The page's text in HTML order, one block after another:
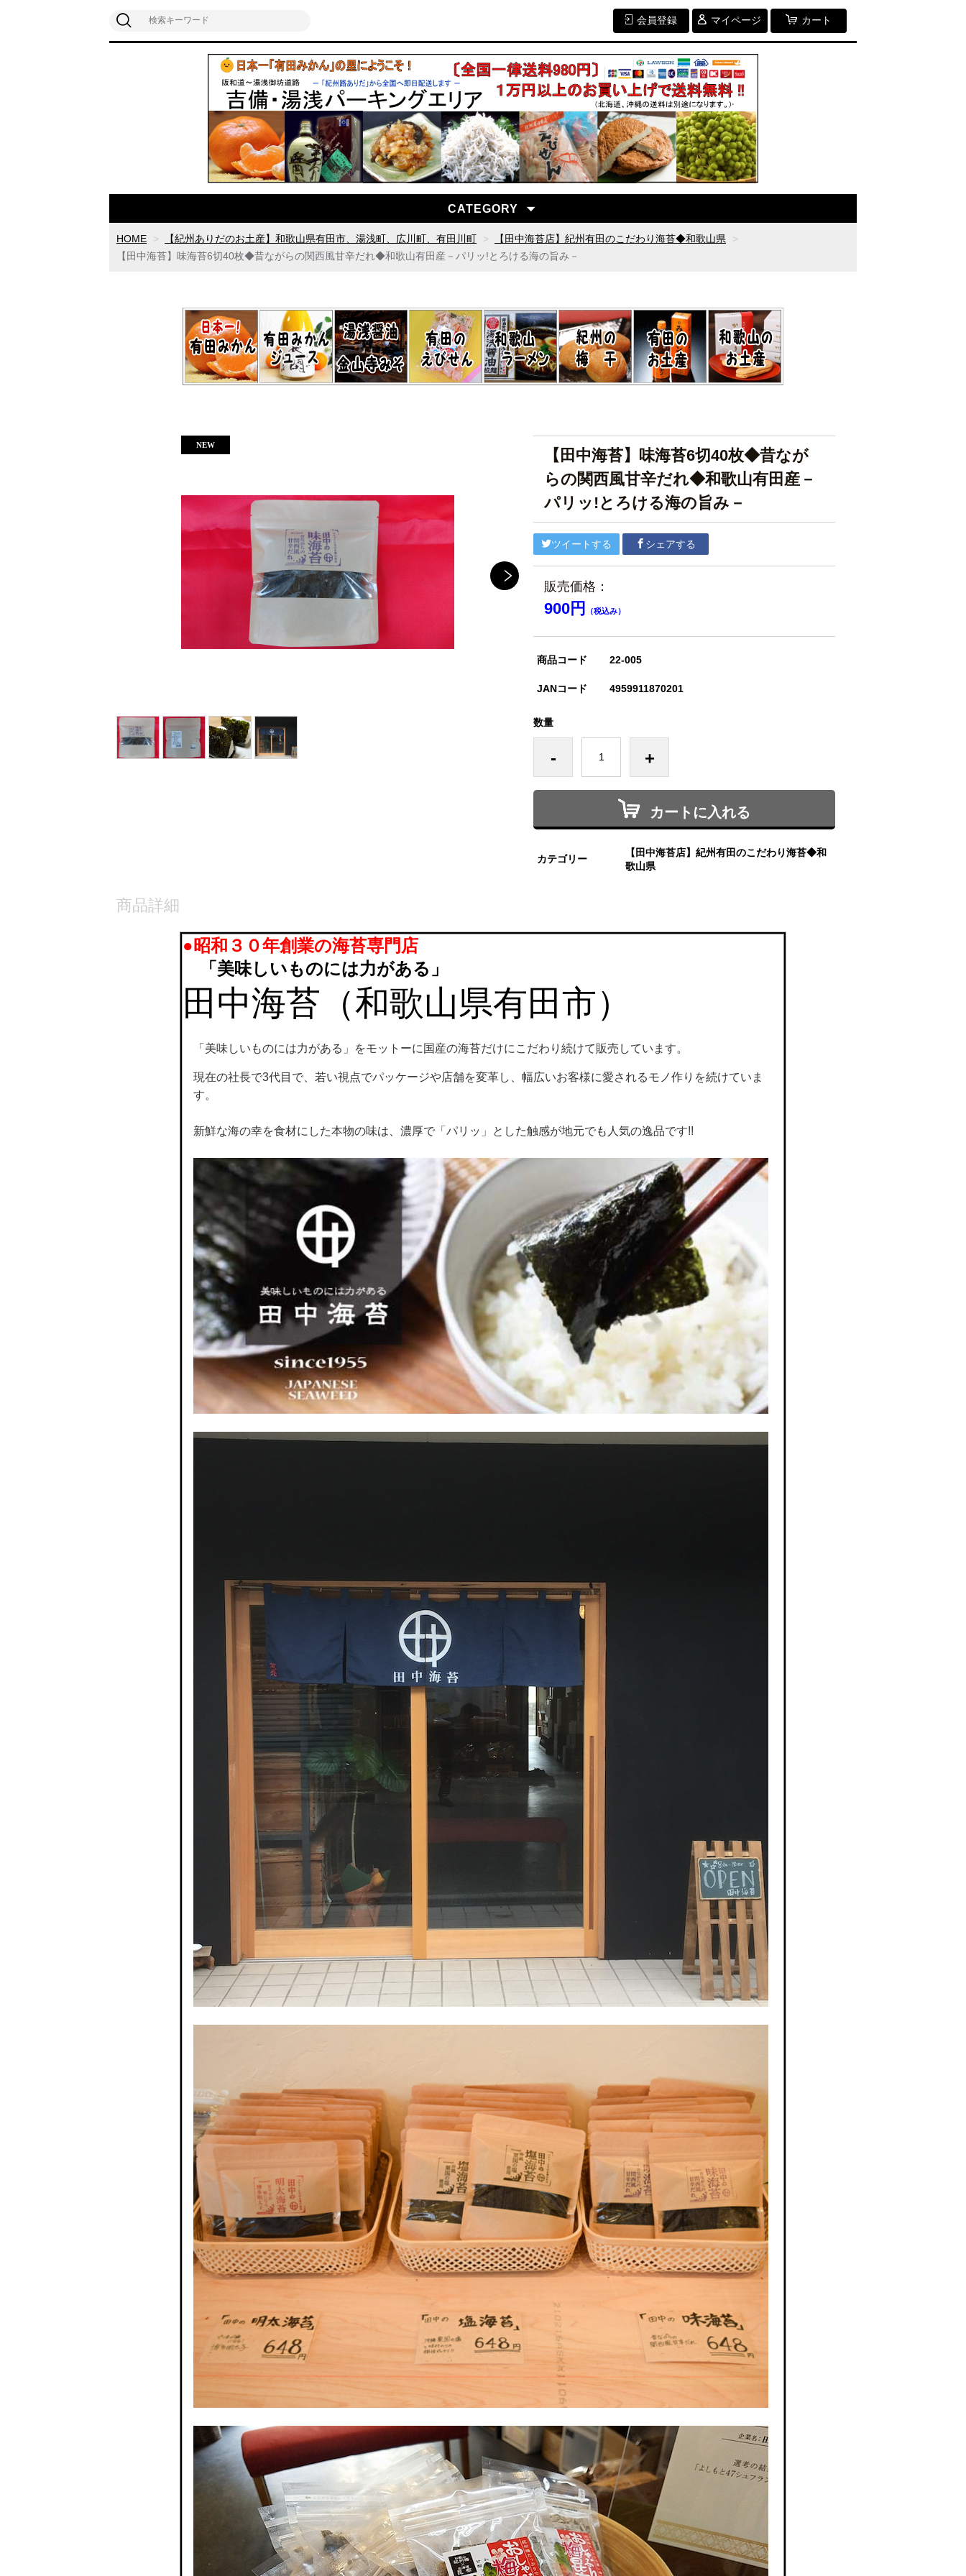
会員登録 マイページ カート
CATEGORY
HOME 【紀州ありだのお土産】和歌山県有田市、湯浅町、広川町、有田川町
【田中海苔店】紀州有田のこだわり海苔◆和歌山県
【田中海苔】味海苔6切40枚◆昔ながらの関西風甘辛だれ◆和歌山有田産－パリッ!とろける海の旨み－
【田中海苔】味海苔6切40枚◆昔なが
らの関西風甘辛だれ◆和歌山有田産－
パリッ!とろける海の旨み－
ツイートする シェアする
販売価格：
900円 （税込み）
商品コード 22-005
JANコード 4959911870201
数量
- +
カートに入れる
カテゴリー
【田中海苔店】紀州有田のこだわり海苔◆和
歌山県
商品詳細
●昭和３０年創業の海苔専門店
「美味しいものには力がある」
田中海苔（和歌山県有田市）
「美味しいものには力がある」をモットーに国産の海苔だけにこだわり続けて販売しています。
現在の社長で3代目で、若い視点でパッケージや店舗を変革し、幅広いお客様に愛されるモノ作りを続けていま
す。
新鮮な海の幸を食材にした本物の味は、濃厚で「パリッ」とした触感が地元でも人気の逸品です!!